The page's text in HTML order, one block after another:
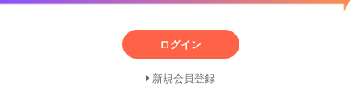
ログイン
新規会員登録